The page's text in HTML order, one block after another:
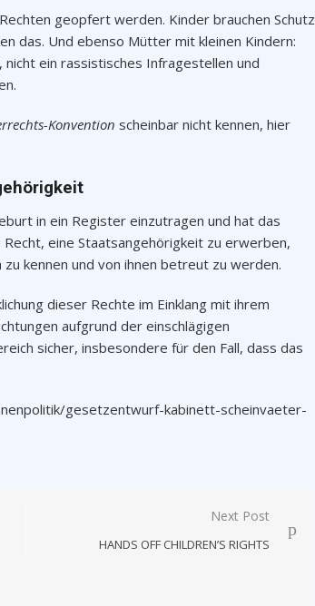
geopfert werden. Kinder brauchen Schutz
das. Und ebenso Mütter mit kleinen Kindern:
ein rassistisches Infragestellen und
Konvention scheinbar nicht kennen, hier
in ein Register einzutragen und hat das
eine Staatsangehörigkeit zu erwerben,
kennen und von ihnen betreut zu werden.
dieser Rechte im Einklang mit ihrem
aufgrund der einschlägigen
sicher, insbesondere für den Fall, dass das
gesetzentwurf-kabinett-scheinvaeter-
Next Post
HANDS OFF CHILDREN’S RIGHTS